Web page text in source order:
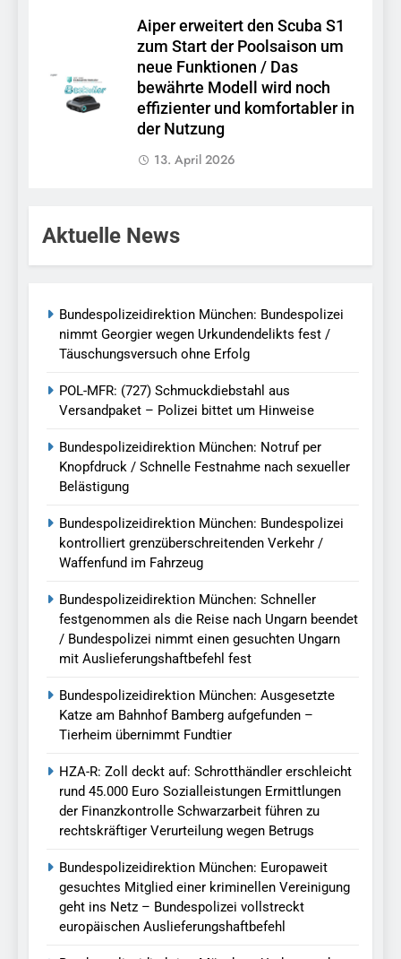
Aiper erweitert den Scuba S1
zum Start der Poolsaison um
neue Funktionen / Das
bewährte Modell wird noch
effizienter und komfortabler in
der Nutzung
13. April 2026
Aktuelle News
Bundespolizeidirektion München: Bundespolizei
nimmt Georgier wegen Urkundendelikts fest /
Täuschungsversuch ohne Erfolg
POL-MFR: (727) Schmuckdiebstahl aus
Versandpaket – Polizei bittet um Hinweise
Bundespolizeidirektion München: Notruf per
Knopfdruck / Schnelle Festnahme nach sexueller
Belästigung
Bundespolizeidirektion München: Bundespolizei
kontrolliert grenzüberschreitenden Verkehr /
Waffenfund im Fahrzeug
Bundespolizeidirektion München: Schneller
festgenommen als die Reise nach Ungarn beendet
/ Bundespolizei nimmt einen gesuchten Ungarn
mit Auslieferungshaftbefehl fest
Bundespolizeidirektion München: Ausgesetzte
Katze am Bahnhof Bamberg aufgefunden –
Tierheim übernimmt Fundtier
HZA-R: Zoll deckt auf: Schrotthändler erschleicht
rund 45.000 Euro Sozialleistungen Ermittlungen
der Finanzkontrolle Schwarzarbeit führen zu
rechtskräftiger Verurteilung wegen Betrugs
Bundespolizeidirektion München: Europaweit
gesuchtes Mitglied einer kriminellen Vereinigung
geht ins Netz – Bundespolizei vollstreckt
europäischen Auslieferungshaftbefehl